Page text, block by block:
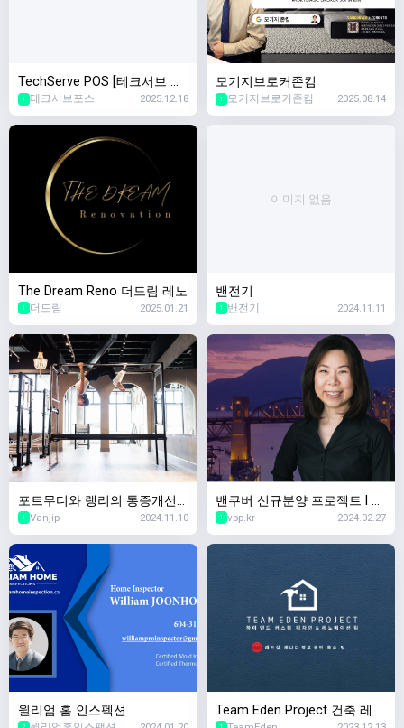
TechServe POS [테크서브 포
스]
1 테크서브포스 2025.12.18
모기지브로커존킴
1 모기지브로커존킴 2025.08.14
The Dream Reno 더드림 레노
1 더드림 2025.01.21
이미지 없음
밴전기
1 밴전기 2024.11.11
포트무디와 랭리의 통증개선
필라테스 핫스팟 – MK Move
ment Co.로 초대합니다!
1 Vanjip 2024.11.10
밴쿠버 신규분양 프로젝트 l 리
얼터 유니스 리
1 vpp.kr 2024.02.27
윌리엄 홈 인스펙션
Team Eden Project 건축 레노